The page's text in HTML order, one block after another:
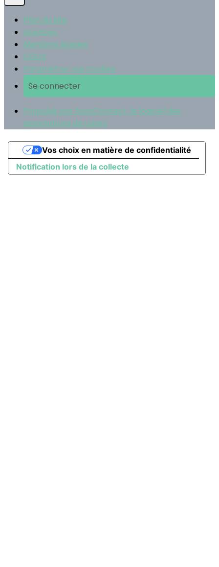
Plan du site
Licences
Mentions légales
CGUV
Paramétrer vos cookies
Se connecter
Propulsé par AssoConnect, le logiciel des
associations de Loisirs
Notification lors de la collecte
Vos choix en matière de confidentialité